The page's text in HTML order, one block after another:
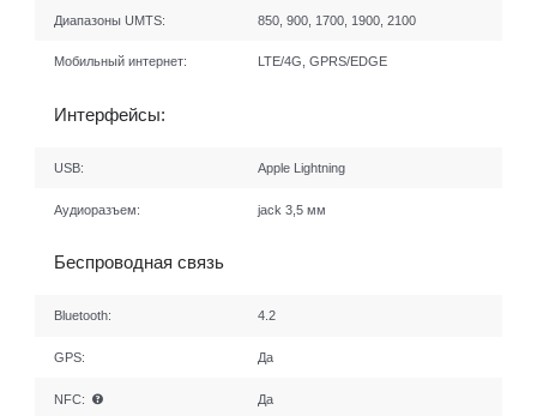
Диапазоны UMTS: 850, 900, 1700, 1900, 2100
Мобильный интернет: LTE/4G, GPRS/EDGE
Интерфейсы:
USB: Apple Lightning
Аудиоразъем: jack 3,5 мм
Беспроводная связь
Bluetooth: 4.2
GPS: Да
NFC: Да